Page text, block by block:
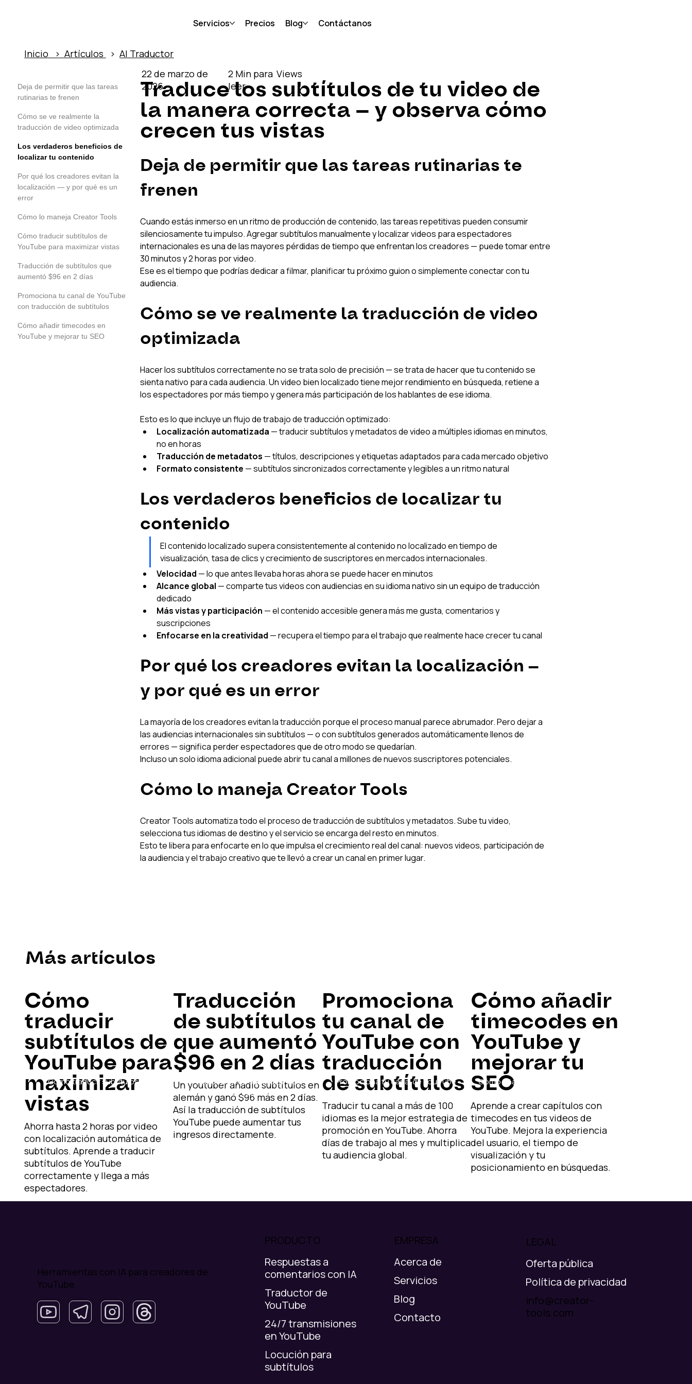
Servicios Precios Blog Contáctanos
Inicio › Artículos ›AI Traductor
Traduce los subtítulos de tu video de
la manera correcta — y observa cómo
crecen tus vistas
Deja de permitir que las tareas rutinarias te
frenen
Cuando estás inmerso en un ritmo de producción de contenido, las tareas repetitivas pueden consumir
silenciosamente tu impulso. Agregar subtítulos manualmente y localizar videos para espectadores
internacionales es una de las mayores pérdidas de tiempo que enfrentan los creadores — puede tomar entre
30 minutos y 2 horas por video.
Ese es el tiempo que podrías dedicar a filmar, planificar tu próximo guion o simplemente conectar con tu
audiencia.
Cómo se ve realmente la traducción de video
optimizada
Hacer los subtítulos correctamente no se trata solo de precisión — se trata de hacer que tu contenido se
sienta nativo para cada audiencia. Un video bien localizado tiene mejor rendimiento en búsqueda, retiene a
los espectadores por más tiempo y genera más participación de los hablantes de ese idioma.
Esto es lo que incluye un flujo de trabajo de traducción optimizado:
Localización automatizada — traducir subtítulos y metadatos de video a múltiples idiomas en minutos,
no en horas
Traducción de metadatos — títulos, descripciones y etiquetas adaptados para cada mercado objetivo
Formato consistente — subtítulos sincronizados correctamente y legibles a un ritmo natural
Los verdaderos beneficios de localizar tu
contenido
El contenido localizado supera consistentemente al contenido no localizado en tiempo de
visualización, tasa de clics y crecimiento de suscriptores en mercados internacionales.
Velocidad — lo que antes llevaba horas ahora se puede hacer en minutos
Alcance global — comparte tus videos con audiencias en su idioma nativo sin un equipo de traducción
dedicado
Más vistas y participación — el contenido accesible genera más me gusta, comentarios y
suscripciones
Enfocarse en la creatividad — recupera el tiempo para el trabajo que realmente hace crecer tu canal
Por qué los creadores evitan la localización —
y por qué es un error
La mayoría de los creadores evitan la traducción porque el proceso manual parece abrumador. Pero dejar a
las audiencias internacionales sin subtítulos — o con subtítulos generados automáticamente llenos de
errores — significa perder espectadores que de otro modo se quedarían.
Incluso un solo idioma adicional puede abrir tu canal a millones de nuevos suscriptores potenciales.
Cómo lo maneja Creator Tools
Creator Tools automatiza todo el proceso de traducción de subtítulos y metadatos. Sube tu video,
selecciona tus idiomas de destino y el servicio se encarga del resto en minutos.
Esto te libera para enfocarte en lo que impulsa el crecimiento real del canal: nuevos videos, participación de
la audiencia y el trabajo creativo que te llevó a crear un canal en primer lugar.
22 de marzo de
2026
2 Min para
leer
Views
Más artículos
Cómo
traducir
subtítulos de
YouTube para
maximizar
vistas
Ahorra hasta 2 horas por video
con localización automática de
subtítulos. Aprende a traducir
subtítulos de YouTube
correctamente y llega a más
espectadores.
Cómo traducir subtítulos de
YouTube para maximizar vistas
Traducción
de subtítulos
que aumentó
$96 en 2 días
Un youtuber añadió subtítulos en
alemán y ganó $96 más en 2 días.
Así la traducción de subtítulos
YouTube puede aumentar tus
ingresos directamente.
Traducción de subtítulos que
aumentó $96 en 2 días
Promociona
tu canal de
YouTube con
traducción
de subtítulos
Traducir tu canal a más de 100
idiomas es la mejor estrategia de
promoción en YouTube. Ahorra
días de trabajo al mes y multiplica
tu audiencia global.
Promociona tu canal de YouTube
con traducción de subtítulos
Cómo añadir
timecodes en
YouTube y
mejorar tu
SEO
Aprende a crear capítulos con
timecodes en tus videos de
YouTube. Mejora la experiencia
del usuario, el tiempo de
visualización y tu
posicionamiento en búsquedas.
Cómo añadir timecodes en YouTube
Herramientas con IA para creadores de
YouTube.
PRODUCTO
Respuestas a
comentarios con IA
Traductor de
YouTube
24/7 transmisiones
en YouTube
Locución para
subtítulos
EMPRESA
Acerca de
Servicios
Blog
Contacto
LEGAL
Oferta pública
Política de privacidad
info@creator-
tools.com
Deja de permitir que las tareas
rutinarias te frenen
Cómo se ve realmente la
traducción de video optimizada
Los verdaderos beneficios de
localizar tu contenido
Por qué los creadores evitan la
localización — y por qué es un
error
Cómo lo maneja Creator Tools
Cómo traducir subtítulos de
YouTube para maximizar vistas
Traducción de subtítulos que
aumentó $96 en 2 días
Promociona tu canal de YouTube
con traducción de subtítulos
Cómo añadir timecodes en
YouTube y mejorar tu SEO